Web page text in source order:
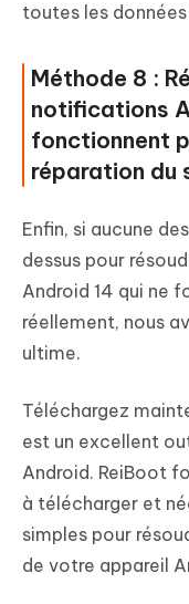
toutes les
Méthode 8 :
notifications
fonctionnent
réparation du
Enfin, si aucune
dessus pour
Android 14 qui ne
réellement, nous
ultime.
Téléchargez
est un excellent
Android. ReiBoot
à télécharger et
simples pour
de votre appareil